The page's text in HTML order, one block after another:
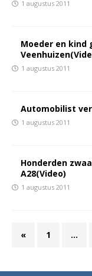
1 augustus 2011
Moeder en kind
1 augustus 2011
Automobilist
1 augustus 2011
Honderden
A28(Video)
1 augustus 2011
« 1 …